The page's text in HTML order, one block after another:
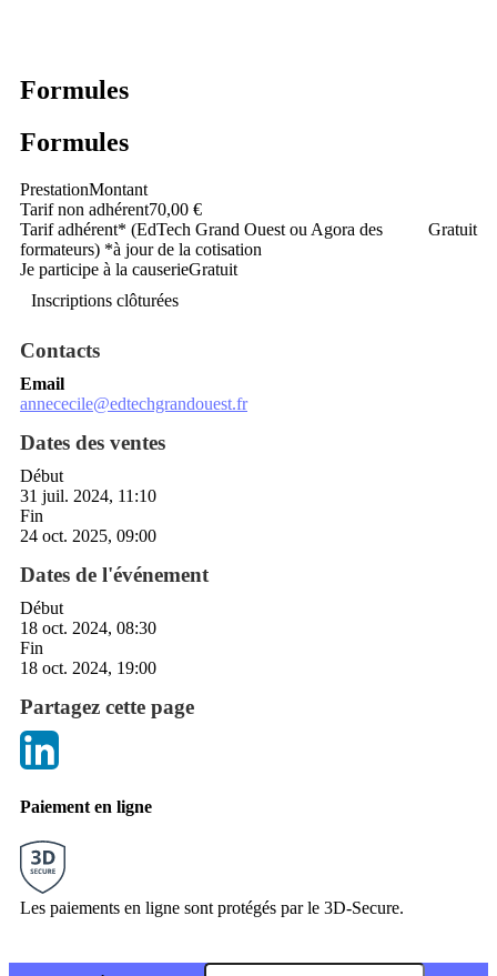
Formules
Formules
PrestationMontant
Tarif non adhérent70,00 €
Tarif adhérent* (EdTech Grand Ouest ou Agora des
formateurs) *à jour de la cotisation
Gratuit
Je participe à la causerieGratuit
Inscriptions clôturées
Contacts
Email
annececile@edtechgrandouest.fr
Dates des ventes
Début
31 juil. 2024, 11:10
Fin
24 oct. 2025, 09:00
Dates de l'événement
Début
18 oct. 2024, 08:30
Fin
18 oct. 2024, 19:00
Partagez cette page
Paiement en ligne
Les paiements en ligne sont protégés par le 3D-Secure.